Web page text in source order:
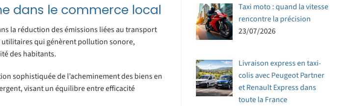
dans le commerce local
la réduction des émissions liées au transport
utilitaires qui génèrent pollution sonore,
des habitants.
sophistiquée de l’acheminement des biens en
visant un équilibre entre efficacité
Taxi moto : quand la vitesse
rencontre la précision
23/07/2026
Livraison express en taxi-
colis avec Peugeot Partner
et Renault Express dans
toute la France